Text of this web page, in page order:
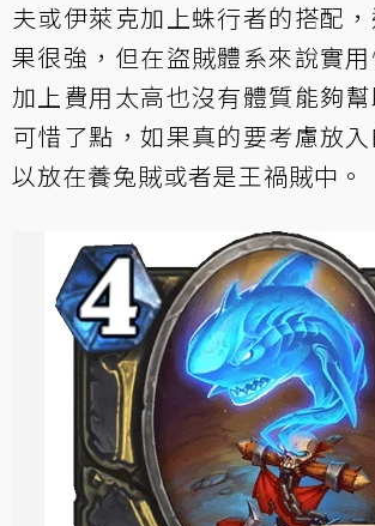
夫或伊萊克加上蛛行者的搭配
果很強，但在盜賊體系來說實
加上費用太高也沒有體質能夠
可惜了點，如果真的要考慮放
以放在養兔賊或者是王禍賊中。